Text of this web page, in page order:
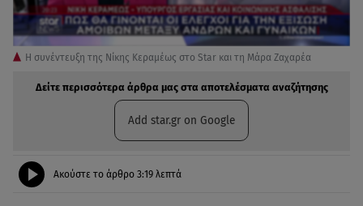
Η συνέντευξη της Νίκης Κεραμέως στο Star και τη Μάρα Ζαχαρέα
Δείτε περισσότερα άρθρα μας στα αποτελέσματα αναζήτησης
Add star.gr on Google
Ακούστε το άρθρο 3:19 λεπτά